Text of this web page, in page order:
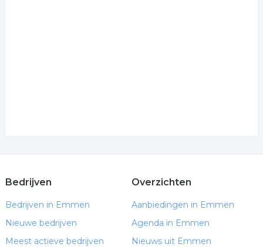
Bedrijven
Bedrijven in Emmen
Nieuwe bedrijven
Meest actieve bedrijven
Overzichten
Aanbiedingen in Emmen
Agenda in Emmen
Nieuws uit Emmen